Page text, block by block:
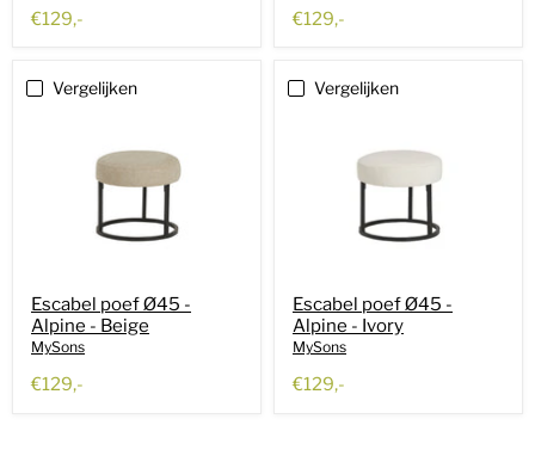
€129,- €129,-
Vergelijken
Escabel poef Ø45 -
Alpine - Beige
MySons
€129,-
Vergelijken
Escabel poef Ø45 -
Alpine - Ivory
MySons
€129,-